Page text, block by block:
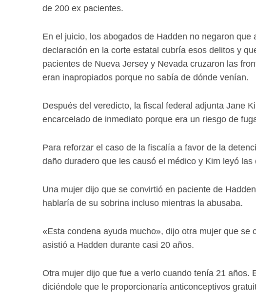
de 200 ex pacientes.
En el juicio, los abogados de Hadden no negaron
declaración en la corte estatal cubría esos delitos y
pacientes de Nueva Jersey y Nevada cruzaron las
eran inapropiados porque no sabía de dónde venían.
Después del veredicto, la fiscal federal adjunta Jane
encarcelado de inmediato porque era un riesgo de
Para reforzar el caso de la fiscalía a favor de la
daño duradero que les causó el médico y Kim leyó
Una mujer dijo que se convirtió en paciente de
hablaría de su sobrina incluso mientras la abusaba.
«Esta condena ayuda mucho», dijo otra mujer que
asistió a Hadden durante casi 20 años.
Otra mujer dijo que fue a verlo cuando tenía 21 años.
diciéndole que le proporcionaría anticonceptivos